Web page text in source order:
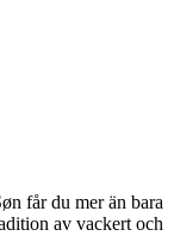
får du mer än bara
av vackert och